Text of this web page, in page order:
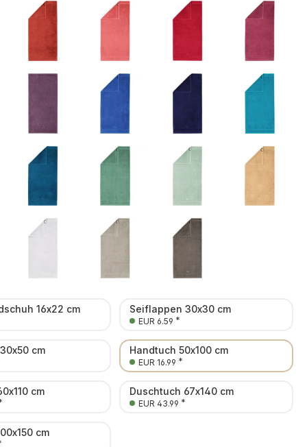
16x22 cm Seiflappen 30x30 cm
EUR 6.59 *
cm Handtuch 50x100 cm
EUR 16.99 *
cm Duschtuch 67x140 cm
EUR 43.99 *
cm